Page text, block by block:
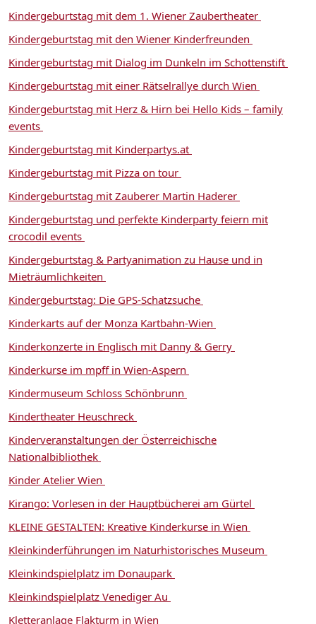
Kindergeburtstag mit dem 1. Wiener Zaubertheater
Kindergeburtstag mit den Wiener Kinderfreunden
Kindergeburtstag mit Dialog im Dunkeln im Schottenstift
Kindergeburtstag mit einer Rätselrallye durch Wien
Kindergeburtstag mit Herz & Hirn bei Hello Kids – family
events
Kindergeburtstag mit Kinderpartys.at
Kindergeburtstag mit Pizza on tour
Kindergeburtstag mit Zauberer Martin Haderer
Kindergeburtstag und perfekte Kinderparty feiern mit
crocodil events
Kindergeburtstag & Partyanimation zu Hause und in
Mieträumlichkeiten
Kindergeburtstag: Die GPS-Schatzsuche
Kinderkarts auf der Monza Kartbahn-Wien
Kinderkonzerte in Englisch mit Danny & Gerry
Kinderkurse im mpff in Wien-Aspern
Kindermuseum Schloss Schönbrunn
Kindertheater Heuschreck
Kinderveranstaltungen der Österreichische
Nationalbibliothek
Kinder Atelier Wien
Kirango: Vorlesen in der Hauptbücherei am Gürtel
KLEINE GESTALTEN: Kreative Kinderkurse in Wien
Kleinkinderführungen im Naturhistorisches Museum
Kleinkindspielplatz im Donaupark
Kleinkindspielplatz Venediger Au
Kletteranlage Flakturm in Wien